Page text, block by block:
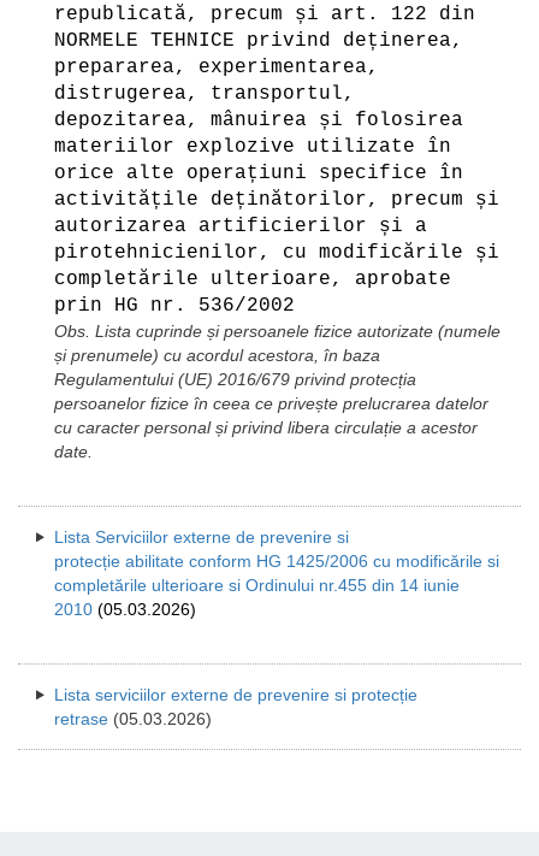
republicată, precum și art. 122 din
NORMELE TEHNICE privind deținerea,
prepararea, experimentarea,
distrugerea, transportul,
depozitarea, mânuirea și folosirea
materiilor explozive utilizate în
orice alte operațiuni specifice în
activitățile deținătorilor, precum și
autorizarea artificierilor și a
pirotehnicienilor, cu modificările și
completările ulterioare, aprobate
prin HG nr. 536/2002
Obs. Lista cuprinde și persoanele fizice autorizate (numele
și prenumele) cu acordul acestora, în baza
Regulamentului (UE) 2016/679 privind protecția
persoanelor fizice în ceea ce privește prelucrarea datelor
cu caracter personal și privind libera circulație a acestor
date.
Lista Serviciilor externe de prevenire si
protecție abilitate conform HG 1425/2006 cu modificările si
completările ulterioare si Ordinului nr.455 din 14 iunie
2010 (05.03.2026)
Lista serviciilor externe de prevenire si protecție
retrase (05.03.2026)